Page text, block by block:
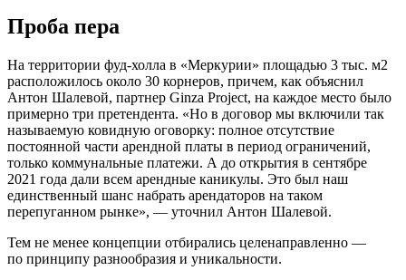
Проба пера
На территории фуд-холла в «Меркурии» площадью 3 тыс. м2
расположилось около 30 корнеров, причем, как объяснил
Антон Шалевой, партнер Ginza Project, на каждое место было
примерно три претендента. «Но в договор мы включили так
называемую ковидную оговорку: полное отсутствие
постоянной части арендной платы в период ограничений,
только коммунальные платежи. А до открытия в сентябре
2021 года дали всем арендные каникулы. Это был наш
единственный шанс набрать арендаторов на таком
перепуганном рынке», — уточнил Антон Шалевой.
Тем не менее концепции отбирались целенаправленно —
по принципу разнообразия и уникальности.